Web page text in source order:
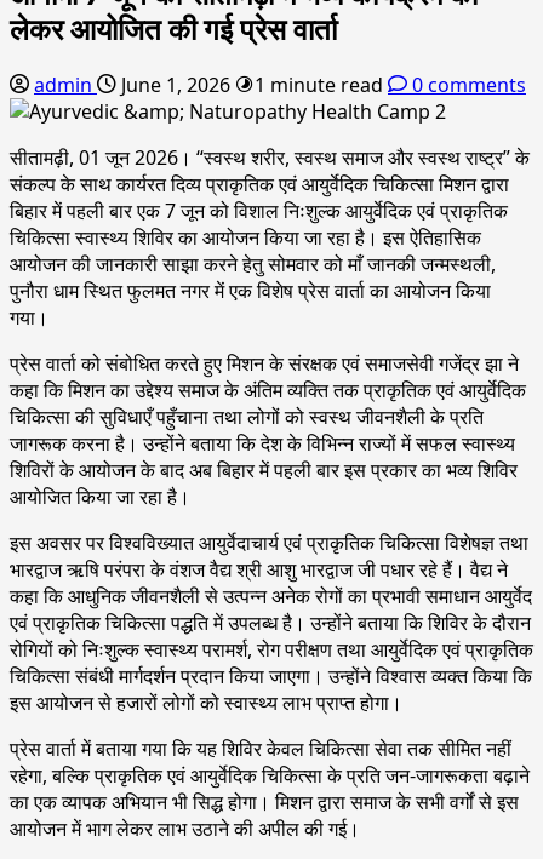
लेकर आयोजित की गई प्रेस वार्ता
admin June 1, 2026 1 minute read 0 comments
सीतामढ़ी, 01 जून 2026। “स्वस्थ शरीर, स्वस्थ समाज और स्वस्थ राष्ट्र” के
संकल्प के साथ कार्यरत दिव्य प्राकृतिक एवं आयुर्वेदिक चिकित्सा मिशन द्वारा
बिहार में पहली बार एक 7 जून को विशाल निःशुल्क आयुर्वेदिक एवं प्राकृतिक
चिकित्सा स्वास्थ्य शिविर का आयोजन किया जा रहा है। इस ऐतिहासिक
आयोजन की जानकारी साझा करने हेतु सोमवार को माँ जानकी जन्मस्थली,
पुनौरा धाम स्थित फुलमत नगर में एक विशेष प्रेस वार्ता का आयोजन किया
गया।
प्रेस वार्ता को संबोधित करते हुए मिशन के संरक्षक एवं समाजसेवी गजेंद्र झा ने
कहा कि मिशन का उद्देश्य समाज के अंतिम व्यक्ति तक प्राकृतिक एवं आयुर्वेदिक
चिकित्सा की सुविधाएँ पहुँचाना तथा लोगों को स्वस्थ जीवनशैली के प्रति
जागरूक करना है। उन्होंने बताया कि देश के विभिन्न राज्यों में सफल स्वास्थ्य
शिविरों के आयोजन के बाद अब बिहार में पहली बार इस प्रकार का भव्य शिविर
आयोजित किया जा रहा है।
इस अवसर पर विश्वविख्यात आयुर्वेदाचार्य एवं प्राकृतिक चिकित्सा विशेषज्ञ तथा
भारद्वाज ऋषि परंपरा के वंशज वैद्य श्री आशु भारद्वाज जी पधार रहे हैं। वैद्य ने
कहा कि आधुनिक जीवनशैली से उत्पन्न अनेक रोगों का प्रभावी समाधान आयुर्वेद
एवं प्राकृतिक चिकित्सा पद्धति में उपलब्ध है। उन्होंने बताया कि शिविर के दौरान
रोगियों को निःशुल्क स्वास्थ्य परामर्श, रोग परीक्षण तथा आयुर्वेदिक एवं प्राकृतिक
चिकित्सा संबंधी मार्गदर्शन प्रदान किया जाएगा। उन्होंने विश्वास व्यक्त किया कि
इस आयोजन से हजारों लोगों को स्वास्थ्य लाभ प्राप्त होगा।
प्रेस वार्ता में बताया गया कि यह शिविर केवल चिकित्सा सेवा तक सीमित नहीं
रहेगा, बल्कि प्राकृतिक एवं आयुर्वेदिक चिकित्सा के प्रति जन-जागरूकता बढ़ाने
का एक व्यापक अभियान भी सिद्ध होगा। मिशन द्वारा समाज के सभी वर्गों से इस
आयोजन में भाग लेकर लाभ उठाने की अपील की गई।